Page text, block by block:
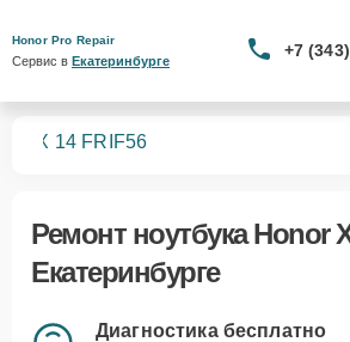
Honor Pro Repair
Сервис в Екатеринбурге
+7
X 14 FRIF56
Ремонт ноутбука Honor
Екатеринбурге
Диагностика бесплатно